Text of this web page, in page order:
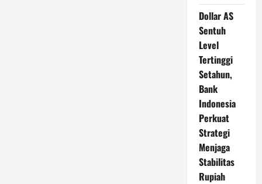
Dollar AS
Sentuh
Level
Tertinggi
Setahun,
Bank
Indonesia
Perkuat
Strategi
Menjaga
Stabilitas
Rupiah